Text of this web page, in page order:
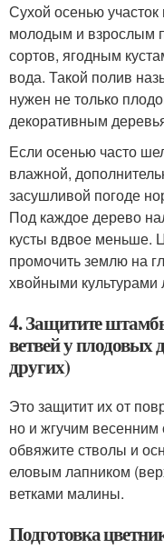
Сухой осенью
молодым и взрослым
сортов, ягодным
вода. Такой полив
нужен не только
декоративным
Если осенью часто
влажной,
засушливой погоде
Под каждое дерево
кусты вдвое меньше.
промочить землю на
хвойными культурами
4. Защитите
ветвей у плодовых
других)
Это защитит их от
но и жгучим
обвяжите стволы и
еловым лапником
ветками малины.
Подготовка